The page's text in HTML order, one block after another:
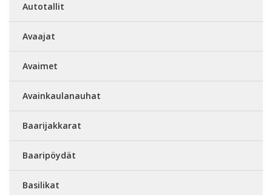
Autotallit
Avaajat
Avaimet
Avainkaulanauhat
Baarijakkarat
Baaripöydät
Basilikat